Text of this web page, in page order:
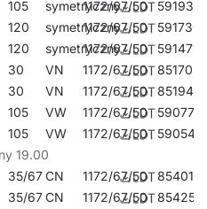
105 symetryczny
1172/67/50
591938
120 symetryczny
1172/67/50
591730
120 symetryczny
1172/67/50
591471
30 VN 1172/67/50
851704
30 VN 1172/67/50
851940
105 VW 1172/67/50
590771
105 VW 1172/67/50
590542
19.00
35/67CN 1172/67/50
854019
35/67CN 1172/67/50
854255